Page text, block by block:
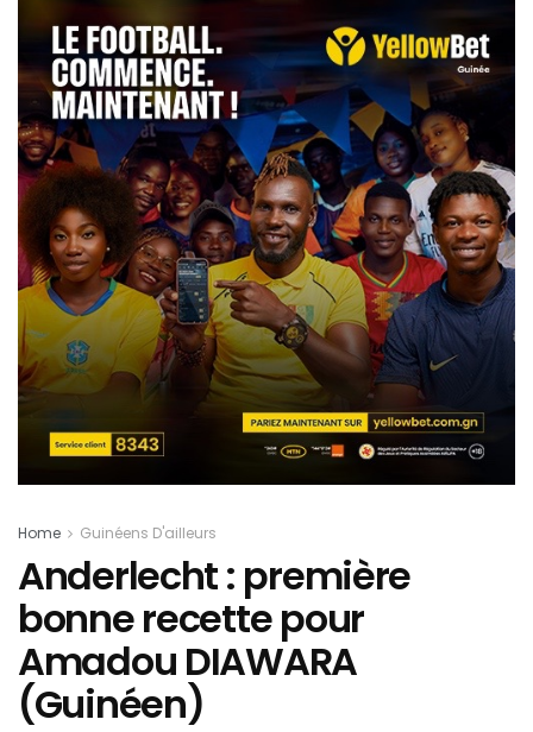
Home Guinéens D'ailleurs
Anderlecht : première
bonne recette pour
Amadou DIAWARA
(Guinéen)